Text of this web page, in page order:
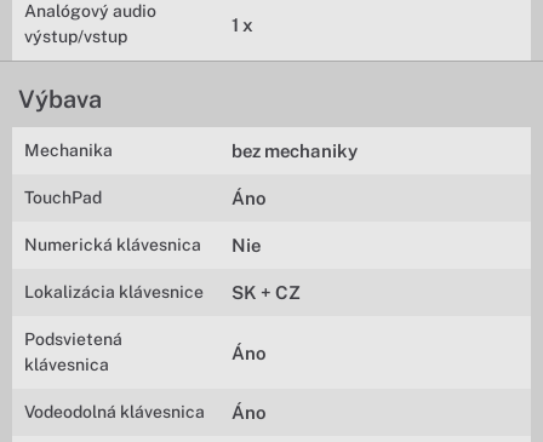
Analógový audio
výstup/vstup
1 x
Výbava
Mechanika bez mechaniky
TouchPad Áno
Numerická klávesnica Nie
Lokalizácia klávesnice SK + CZ
Podsvietená
klávesnica
Áno
Vodeodolná klávesnica Áno